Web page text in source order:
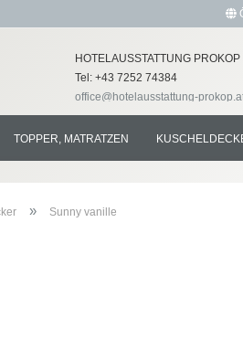
LieferlandHOTELAUSSTATTUNG PROKOP
Tel: +43 7252 74384
office@hotelausstattung-
TOPPER, MATRATZEN
» Sunny vanille